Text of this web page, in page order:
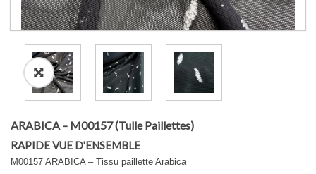
ARABICA – M00157 (Tulle Paillettes)
RAPIDE VUE D'ENSEMBLE
M00157 ARABICA – Tissu paillette Arabica